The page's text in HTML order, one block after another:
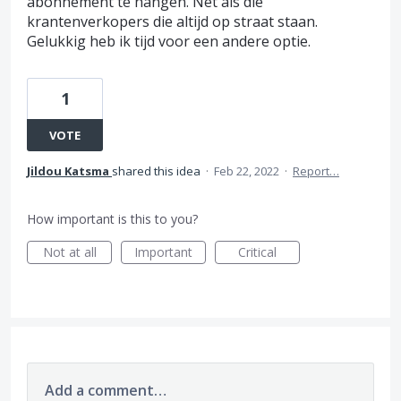
krantenverkopers die altijd op straat staan.
Gelukkig heb ik tijd voor een andere optie.
1
VOTE
Jildou Katsma shared this idea · Feb 22, 2022 · Report…
How important is this to you?
Not at all
Important Critical
Add a comment…